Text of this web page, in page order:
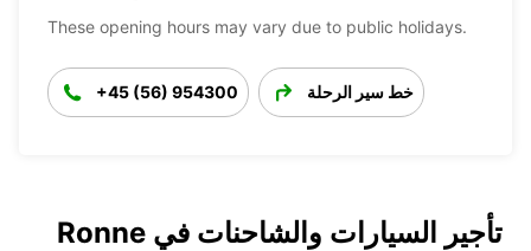
These opening hours may vary due to public holidays.
+45 (56) 954300 خط سير الرحلة
تأجير السيارات والشاحنات في Ronne